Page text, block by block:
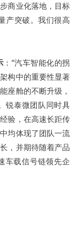
商业化落地，目标
产突破。我们很高
：“汽车智能化的拐
构中的重要性显著
座舱的不断升级，
锐泰微团队同时具
验，在高速长距传
均体现了团队一流
，并期待随着产品
车载信号链领先企